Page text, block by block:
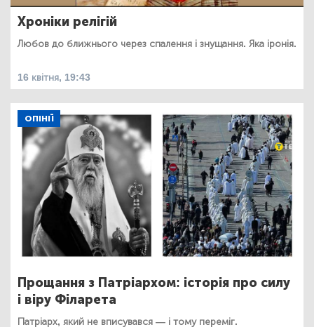
Хроніки релігій
Любов до ближнього через спалення і знущання. Яка іронія.
16 квітня, 19:43
ОПІНІЇ
Прощання з Патріархом: історія про силу
і віру Філарета
Патріарх, який не вписувався — і тому переміг.